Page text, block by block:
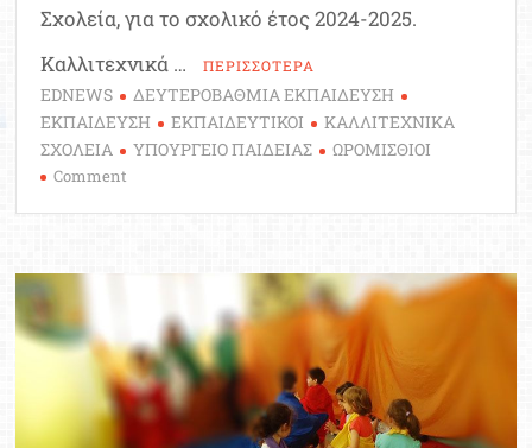
Σχολεία, για το σχολικό έτος 2024-2025.
Καλλιτεχνικά …
ΠΕΡΙΣΣΟΤΕΡΑ
EDNEWS
ΔΕΥΤΕΡΟΒΑΘΜΙΑ ΕΚΠΑΙΔΕΥΣΗ
ΕΚΠΑΙΔΕΥΣΗ
ΕΚΠΑΙΔΕΥΤΙΚΟΙ
ΚΑΛΛΙΤΕΧΝΙΚΑ
ΣΧΟΛΕΙΑ
ΥΠΟΥΡΓΕΙΟ ΠΑΙΔΕΙΑΣ ΩΡΟΜΙΣΘΙΟΙ
Comment
Καλλιτεχνικά
το
σχολικό
έτος
2024-